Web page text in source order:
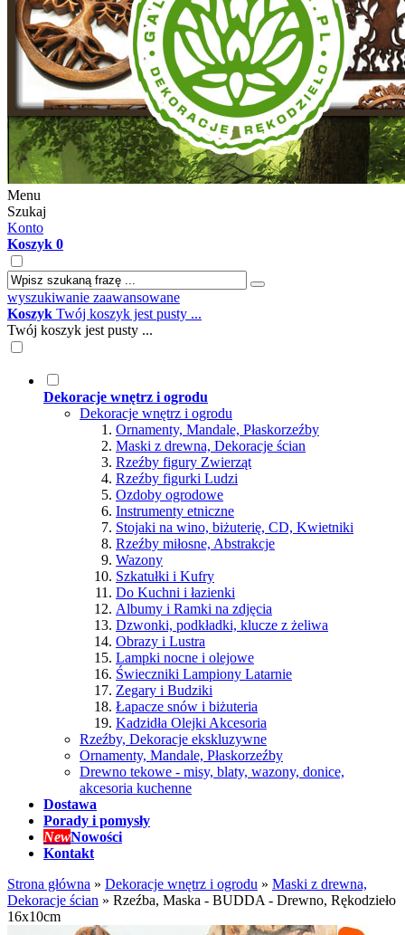
Menu
Szukaj
Konto
Koszyk 0
wyszukiwanie zaawansowane
Koszyk Twój koszyk jest pusty ...
Twój koszyk jest pusty ...
Dekoracje wnętrz i ogrodu
Dekoracje wnętrz i ogrodu
Ornamenty, Mandale, Płaskorzeźby
Maski z drewna, Dekoracje ścian
Rzeźby figury Zwierząt
Rzeźby figurki Ludzi
Ozdoby ogrodowe
Instrumenty etniczne
Stojaki na wino, biżuterię, CD, Kwietniki
Rzeźby miłosne, Abstrakcje
Wazony
Szkatułki i Kufry
Do Kuchni i łazienki
Albumy i Ramki na zdjęcia
Dzwonki, podkładki, klucze z żeliwa
Obrazy i Lustra
Lampki nocne i olejowe
Świeczniki Lampiony Latarnie
Zegary i Budziki
Łapacze snów i biżuteria
Kadzidła Olejki Akcesoria
Rzeźby, Dekoracje ekskluzywne
Ornamenty, Mandale, Płaskorzeźby
Drewno tekowe - misy, blaty, wazony, donice,
akcesoria kuchenne
Dostawa
Porady i pomysły
NewNowości
Kontakt
Strona główna » Dekoracje wnętrz i ogrodu » Maski z drewna,
Dekoracje ścian » Rzeźba, Maska - BUDDA - Drewno, Rękodzieło
16x10cm